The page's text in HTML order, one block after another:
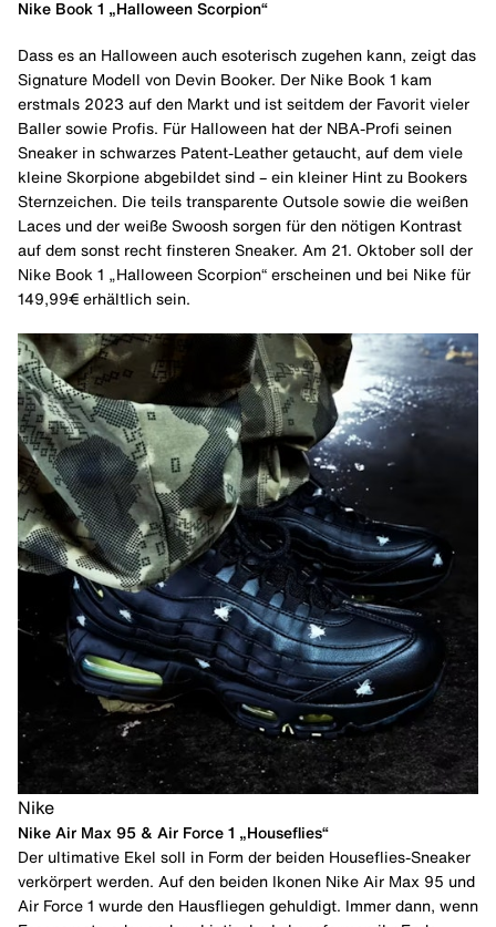
Nike Book 1 „Halloween Scorpion“
Dass es an Halloween auch esoterisch zugehen kann, zeigt das
Signature Modell von Devin Booker. Der Nike Book 1 kam
erstmals 2023 auf den Markt und ist seitdem der Favorit vieler
Baller sowie Profis. Für Halloween hat der NBA-Profi seinen
Sneaker in schwarzes Patent-Leather getaucht, auf dem viele
kleine Skorpione abgebildet sind – ein kleiner Hint zu Bookers
Sternzeichen. Die teils transparente Outsole sowie die weißen
Laces und der weiße Swoosh sorgen für den nötigen Kontrast
auf dem sonst recht finsteren Sneaker. Am 21. Oktober soll der
Nike Book 1 „Halloween Scorpion“ erscheinen und bei Nike für
149,99€ erhältlich sein.
Nike
Nike Air Max 95 & Air Force 1 „Houseflies“
Der ultimative Ekel soll in Form der beiden Houseflies-Sneaker
verkörpert werden. Auf den beiden Ikonen Nike Air Max 95 und
Air Force 1 wurde den Hausfliegen gehuldigt. Immer dann, wenn